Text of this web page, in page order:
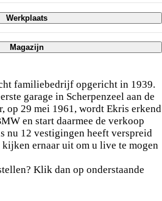
08:00 - 18:00
08:00 - 18:00
08:00 - 18:00
08:00 - 18:00
09:00 - 17:00
Gesloten
Werkplaats
08:00 - 17:00
08:00 - 17:00
08:00 - 17:00
08:00 - 17:00
Gesloten
Gesloten
Magazijn
08:00 - 17:00
08:00 - 17:00
08:00 - 17:00
08:00 - 17:00
Gesloten
familiebedrijf opgericht in 1939.
garage in Scherpenzeel aan de
op 29 mei 1961, wordt Ekris erkend
en start daarmee de verkoop
nu 12 vestigingen heeft verspreid
ernaar uit om u live te mogen
Klik dan op onderstaande